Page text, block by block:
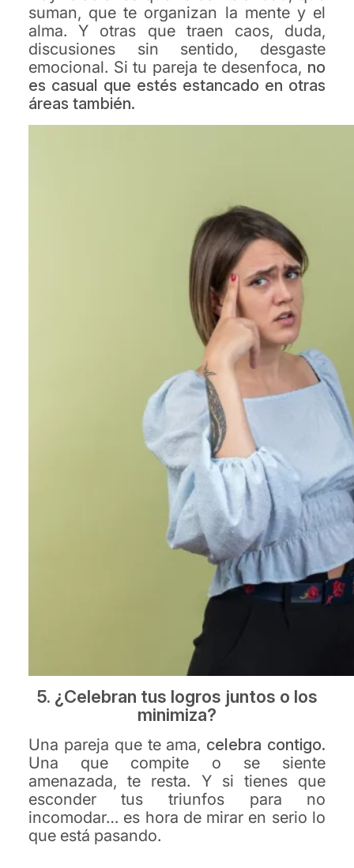
suman, que te organizan la mente y el
alma. Y otras que traen caos, duda,
discusiones sin sentido, desgaste
emocional. Si tu pareja te desenfoca, no
es casual que estés estancado en otras
áreas también.
5. ¿Celebran tus logros juntos o los
minimiza?
Una pareja que te ama, celebra contigo.
Una que compite o se siente
amenazada, te resta. Y si tienes que
esconder tus triunfos para no
incomodar… es hora de mirar en serio lo
que está pasando.